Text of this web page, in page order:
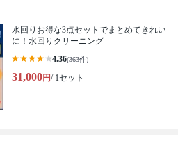
水回りお得な3点セットでまとめてきれい
に！水回りクリーニング
4.36(363件)
31,000円/ 1セット